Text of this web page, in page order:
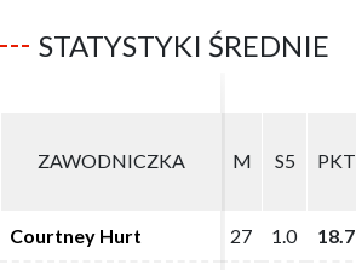
STATYSTYKI ŚREDNIE
ZAWODNICZKA M S5 PKT
Courtney Hurt 27 1.0 18.7
ZAWODNICZKA M S5 PKT
Courtney Hurt 27 1.0 18.7